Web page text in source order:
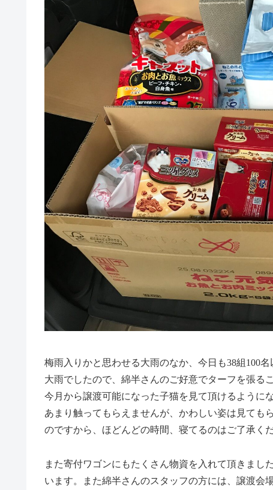
梅雨入りかと思わせる大雨のなか、今日も38組100
大雨でしたので、綿半さんのご好意でターフを張る
今月から譲渡可能になった子猫を見て頂けるように
あまり触ってもらえませんが、かわしい姿は見ても
のですから、ほどんどの時間、寝てるのはご了承くだ
また寄付ワゴンにもたくさん物資を入れて頂きまし
います。また綿半さんのスタッフの方には、譲渡会